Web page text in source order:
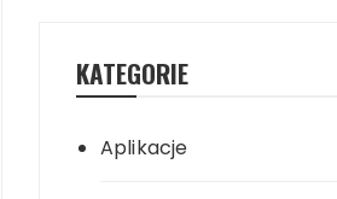
KATEGORIE
Aplikacje